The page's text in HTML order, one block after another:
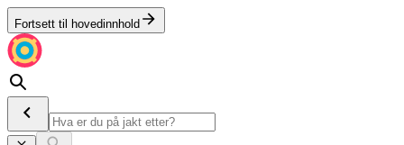
Fortsett til hovedinnhold